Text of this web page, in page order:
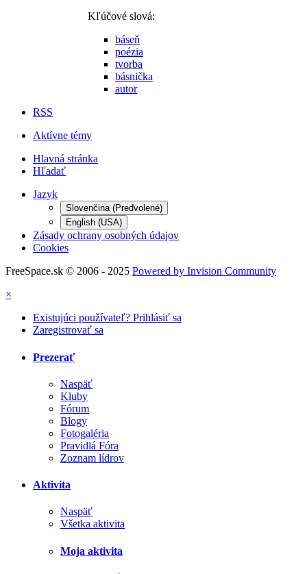
Kľúčové slová:
báseň
poézia
tvorba
básnička
autor
RSS
Aktívne témy
Hlavná stránka
Hľadať
Jazyk
Slovenčina (Predvolené)
English (USA)
Zásady ochrany osobných údajov
Cookies
FreeSpace.sk © 2006 - 2025 Powered by Invision Community
×
Existujúci používateľ? Prihlásiť sa
Zaregistrovať sa
Prezerať
Naspäť
Kluby
Fórum
Blogy
Fotogaléria
Pravidlá Fóra
Zoznam lídrov
Aktivita
Naspäť
Všetka aktivita
Moja aktivita